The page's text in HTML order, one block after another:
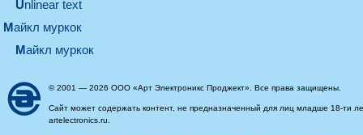
Unlinear text
майкл муркок
майкл муркок
© 2001 — 2026 ООО «Арт Электроникс Проджект». Все права защищены.
Сайт может содержать контент, не предназначенный для лиц младше 18-ти
artelectronics.ru.